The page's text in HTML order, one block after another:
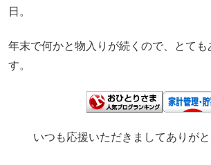
日。
年末で何かと物入りが続くので、とて
す。
いつも応援いただきましてありが